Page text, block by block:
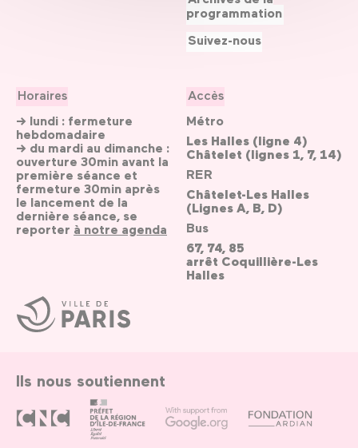
Ville
de
Paris
Horaires
→ lundi : fermeture
hebdomadaire
→ du mardi au dimanche :
ouverture 30min avant la
première séance et
fermeture 30min après
le lancement de la
dernière séance, se
reporter à notre agenda
Accès
Métro
Les Halles (ligne 4)
Châtelet (lignes 1, 7, 14)
RER
Châtelet-Les Halles
(Lignes A, B, D)
Bus
67, 74, 85
arrêt Coquillière-Les
Halles
programmation
Suivez-nous
Ils nous soutiennent